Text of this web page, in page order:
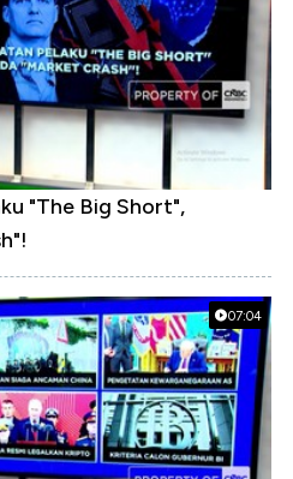
"The Big Short",
07:04